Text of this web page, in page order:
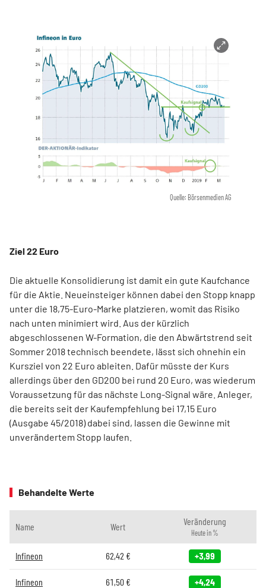
Quelle: Börsenmedien AG
Ziel 22 Euro
Die aktuelle Konsolidierung ist damit ein gute Kaufchance
für die Aktie. Neueinsteiger können dabei den Stopp knapp
unter die 18,75-Euro-Marke platzieren, womit das Risiko
nach unten minimiert wird. Aus der kürzlich
abgeschlossenen W-Formation, die den Abwärtstrend seit
Sommer 2018 technisch beendete, lässt sich ohnehin ein
Kursziel von 22 Euro ableiten. Dafür müsste der Kurs
allerdings über den GD200 bei rund 20 Euro, was wiederum
Voraussetzung für das nächste Long-Signal wäre. Anleger,
die bereits seit der Kaufempfehlung bei 17,15 Euro
(Ausgabe 45/2018) dabei sind, lassen die Gewinne mit
unverändertem Stopp laufen.
Behandelte Werte
Name Wert Veränderung
Heute in %
Infineon 62,42 € +3,99
Infineon 61,50€ +4,24